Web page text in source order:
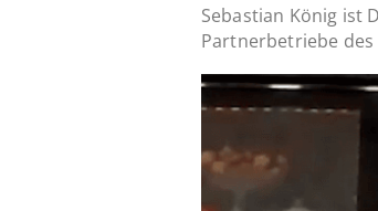
Sebastian König ist
Partnerbetriebe